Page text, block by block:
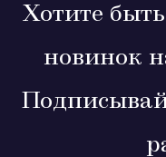
Хотите
новинок